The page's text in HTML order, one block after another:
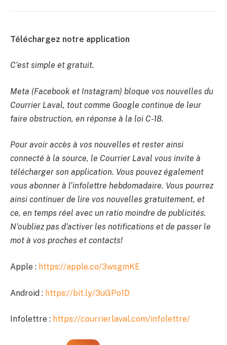
Téléchargez notre application
C’est simple et gratuit.
Meta (Facebook et Instagram) bloque vos nouvelles du
Courrier Laval, tout comme Google continue de leur
faire obstruction, en réponse à la loi C-18.
Pour avoir accès à vos nouvelles et rester ainsi
connecté à la source, le Courrier Laval vous invite à
télécharger son application. Vous pouvez également
vous abonner à l’infolettre hebdomadaire. Vous pourrez
ainsi continuer de lire vos nouvelles gratuitement, et
ce, en temps réel avec un ratio moindre de publicités.
N’oubliez pas d’activer les notifications et de passer le
mot à vos proches et contacts!
Apple : https://apple.co/3wsgmKE
Android : https://bit.ly/3uGPo1D
Infolettre : https://courrierlaval.com/infolettre/